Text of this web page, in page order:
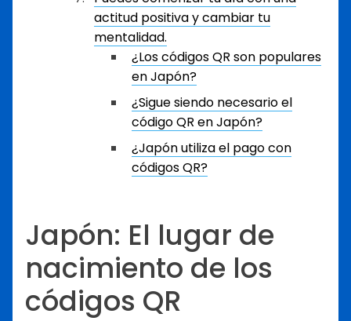
actitud positiva y cambiar tu
mentalidad.
¿Los códigos QR son populares
en Japón?
¿Sigue siendo necesario el
código QR en Japón?
¿Japón utiliza el pago con
códigos QR?
Japón: El lugar de
nacimiento de los
códigos QR